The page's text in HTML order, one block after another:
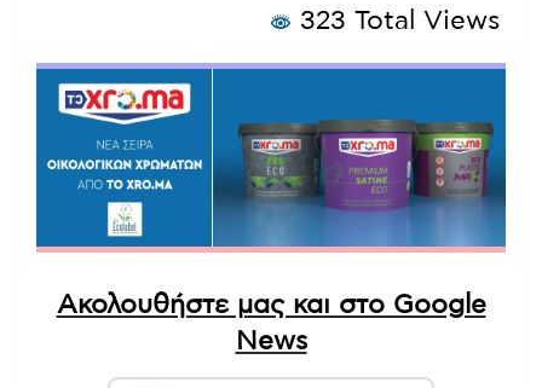
323 Total Views
Ακολουθήστε μας και στο Google
News